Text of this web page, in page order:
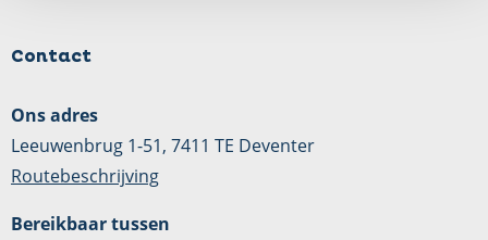
Contact
Ons adres
Leeuwenbrug 1-51, 7411 TE Deventer
Routebeschrijving
Bereikbaar tussen